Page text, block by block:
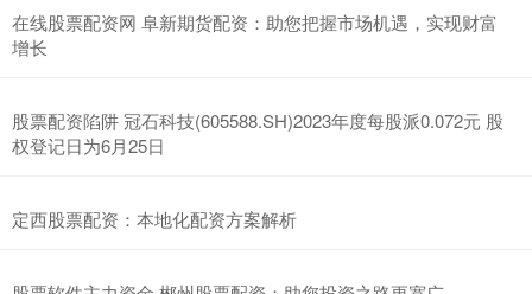
在线股票配资网 阜新期货配资：助您把握市场机遇，实现财富
增长
股票配资陷阱 冠石科技(605588.SH)2023年度每股派0.072元 股
权登记日为6月25日
定西股票配资：本地化配资方案解析